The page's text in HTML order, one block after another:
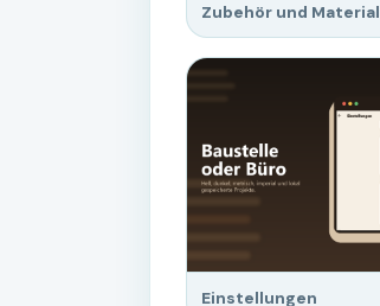
Zubehör und
Einstellungen